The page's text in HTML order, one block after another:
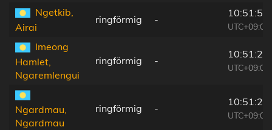
Ngetkib,
Airai
ringförmig -
10:51:52
UTC+09:00
Imeong
Hamlet,
Ngaremlengui
ringförmig -
10:51:29
UTC+09:00
Ngardmau,
Ngardmau
ringförmig -
10:51:23
UTC+09:00